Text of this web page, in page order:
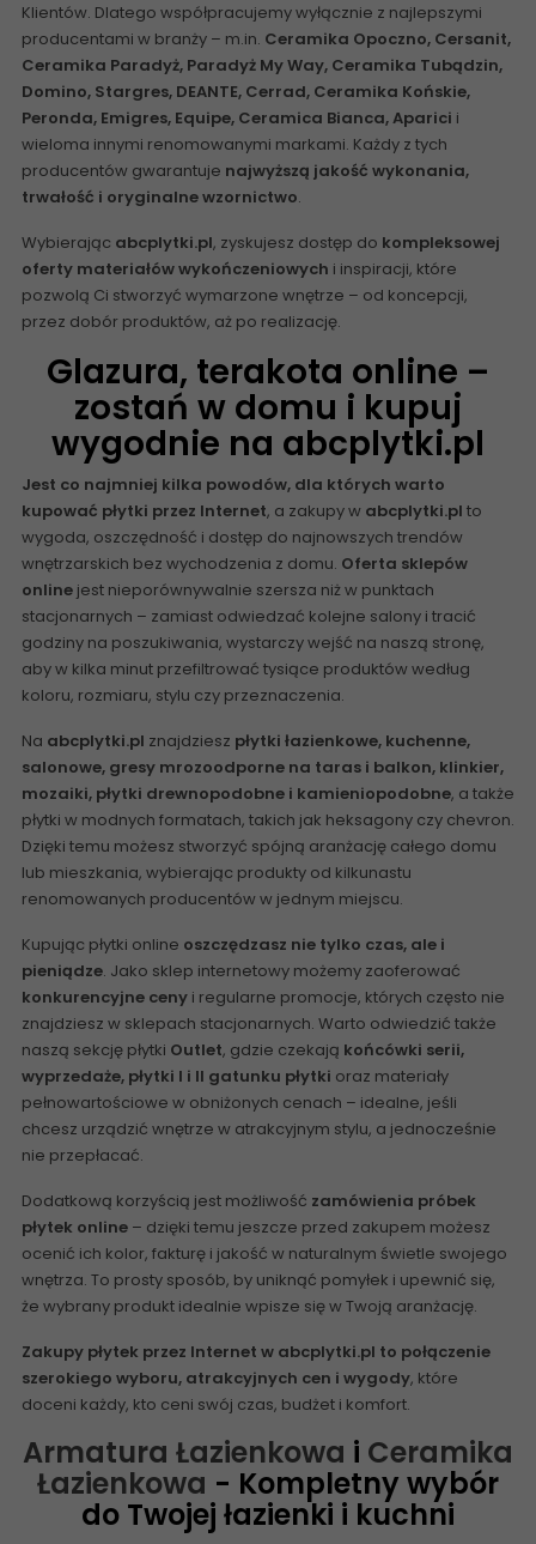
Klientów. Dlatego współpracujemy wyłącznie z najlepszymi
producentami w branży – m.in. Ceramika Opoczno, Cersanit,
Ceramika Paradyż, Paradyż My Way, Ceramika Tubądzin,
Domino, Stargres, DEANTE, Cerrad, Ceramika Końskie,
Peronda, Emigres, Equipe, Ceramica Bianca, Aparici i
wieloma innymi renomowanymi markami. Każdy z tych
producentów gwarantuje najwyższą jakość wykonania,
trwałość i oryginalne wzornictwo.
Wybierając abcplytki.pl, zyskujesz dostęp do kompleksowej
oferty materiałów wykończeniowych i inspiracji, które
pozwolą Ci stworzyć wymarzone wnętrze – od koncepcji,
przez dobór produktów, aż po realizację.
Glazura, terakota online –
zostań w domu i kupuj
wygodnie na abcplytki.pl
Jest co najmniej kilka powodów, dla których warto
kupować płytki przez Internet, a zakupy w abcplytki.pl to
wygoda, oszczędność i dostęp do najnowszych trendów
wnętrzarskich bez wychodzenia z domu. Oferta sklepów
online jest nieporównywalnie szersza niż w punktach
stacjonarnych – zamiast odwiedzać kolejne salony i tracić
godziny na poszukiwania, wystarczy wejść na naszą stronę,
aby w kilka minut przefiltrować tysiące produktów według
koloru, rozmiaru, stylu czy przeznaczenia.
Na abcplytki.pl znajdziesz płytki łazienkowe, kuchenne,
salonowe, gresy mrozoodporne na taras i balkon, klinkier,
mozaiki, płytki drewnopodobne i kamieniopodobne, a także
płytki w modnych formatach, takich jak heksagony czy chevron.
Dzięki temu możesz stworzyć spójną aranżację całego domu
lub mieszkania, wybierając produkty od kilkunastu
renomowanych producentów w jednym miejscu.
Kupując płytki online oszczędzasz nie tylko czas, ale i
pieniądze. Jako sklep internetowy możemy zaoferować
konkurencyjne ceny i regularne promocje, których często nie
znajdziesz w sklepach stacjonarnych. Warto odwiedzić także
naszą sekcję płytki Outlet, gdzie czekają końcówki serii,
wyprzedaże, płytki I i II gatunku płytki oraz materiały
pełnowartościowe w obniżonych cenach – idealne, jeśli
chcesz urządzić wnętrze w atrakcyjnym stylu, a jednocześnie
nie przepłacać.
Dodatkową korzyścią jest możliwość zamówienia próbek
płytek online – dzięki temu jeszcze przed zakupem możesz
ocenić ich kolor, fakturę i jakość w naturalnym świetle swojego
wnętrza. To prosty sposób, by uniknąć pomyłek i upewnić się,
że wybrany produkt idealnie wpisze się w Twoją aranżację.
Zakupy płytek przez Internet w abcplytki.pl to połączenie
szerokiego wyboru, atrakcyjnych cen i wygody, które
doceni każdy, kto ceni swój czas, budżet i komfort.
Armatura Łazienkowa i Ceramika
Łazienkowa - Kompletny wybór
do Twojej łazienki i kuchni